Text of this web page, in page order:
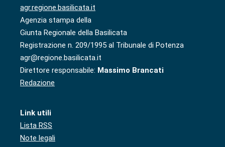
agr.regione.basilicata.it
Agenzia stampa della
Giunta Regionale della Basilicata
Registrazione n. 209/1995 al Tribunale di Potenza
agr@regione.basilicata.it
Direttore responsabile: Massimo Brancati
Redazione
Link utili
Lista RSS
Note legali